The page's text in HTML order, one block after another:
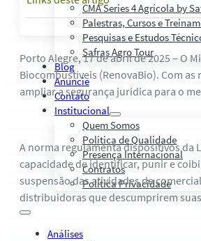
CMA Series 4 Agrícola by
Palestras, Cursos e
Pesquisas e Estudos
Safras Agro Tour
Blog
Anuncie
Contato
Institucional
Quem Somos
Política de Qualidade
Presença Internacional
Contratos
Política Privacidade
Análises
Porto Alegre, 17 de abril de 2025 – O
Biocombustíveis (RenovaBio). Com
ampliar a segurança jurídica para o
A norma regulamenta dispositivos da
capacidade de identificar, punir e
suspensão das atividades de
distribuidoras que descumprirem